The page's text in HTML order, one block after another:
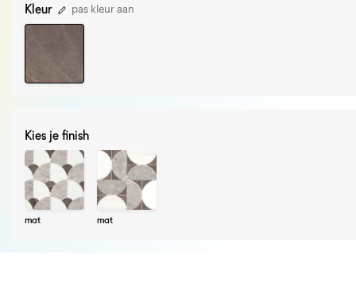
Kleur pas kleur aan
Kies je finish
mat mat